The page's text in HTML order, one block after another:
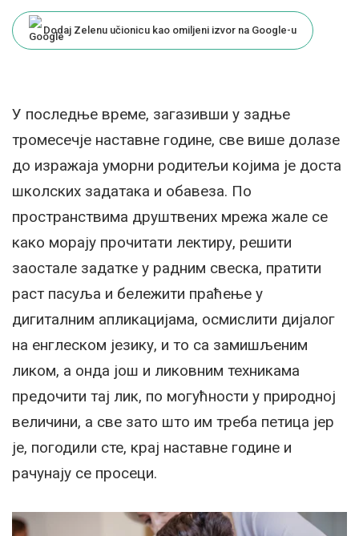
Dodaj Zelenu učionicu kao omiljeni izvor na Google-u
У последње време, загазивши у задње
тромесечје наставне године, све више долазе
до изражаја уморни родитељи којима је доста
школских задатака и обавеза. По
пространствима друштвених мрежа жале се
како морају прочитати лектиру, решити
заостале задатке у радним свеска, пратити
раст пасуља и бележити праћење у
дигиталним апликацијама, осмислити дијалог
на енглеском језику, и то са замишљеним
ликом, а онда још и ликовним техникама
предочити тај лик, по могућности у природној
величини, а све зато што им треба петица јер
је, погодили сте, крај наставне године и
рачунају се просеци.